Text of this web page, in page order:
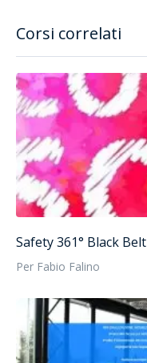
Corsi correlati
Safety 361° Black Belt
Per Fabio Falino